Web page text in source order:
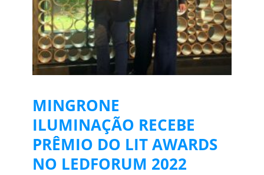
MINGRONE
ILUMINAÇÃO RECEBE
PRÊMIO DO LIT AWARDS
NO LEDFORUM 2022